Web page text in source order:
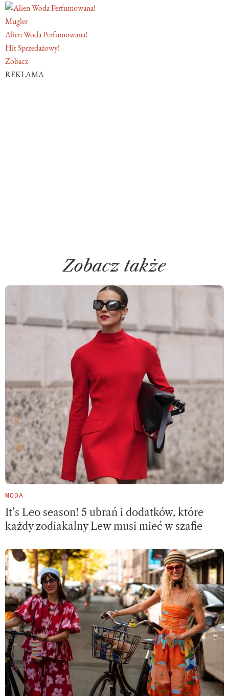
Mugler
Alien Woda Perfumowana!
Hit Sprzedażowy!
Zobacz
REKLAMA
Zobacz także
MODA
It’s Leo season! 5 ubrań i dodatków, które
każdy zodiakalny Lew musi mieć w szafie